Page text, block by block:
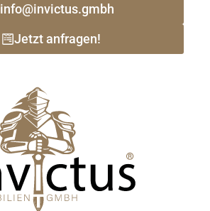
info@invictus.gmbh
Jetzt anfragen!